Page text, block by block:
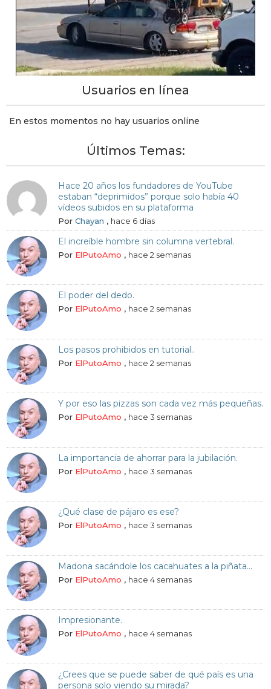
Usuarios en línea
En estos momentos no hay usuarios online
Últimos Temas:
Hace 20 años los fundadores de YouTube
estaban “deprimidos” porque solo había 40
vídeos subidos en su plataforma
PorChayan , hace 6 días
El increíble hombre sin columna vertebral.
Por ElPutoAmo , hace 2 semanas
El poder del dedo.
Por ElPutoAmo , hace 2 semanas
Los pasos prohibidos en tutorial..
Por ElPutoAmo , hace 2 semanas
Y por eso las pizzas son cada vez más pequeñas.
Por ElPutoAmo , hace 3 semanas
La importancia de ahorrar para la jubilación.
Por ElPutoAmo , hace 3 semanas
¿Qué clase de pájaro es ese?
Por ElPutoAmo , hace 3 semanas
Madona sacándole los cacahuates a la piñata...
Por ElPutoAmo , hace 4 semanas
Impresionante.
Por ElPutoAmo , hace 4 semanas
¿Crees que se puede saber de qué país es una
persona solo viendo su mirada?